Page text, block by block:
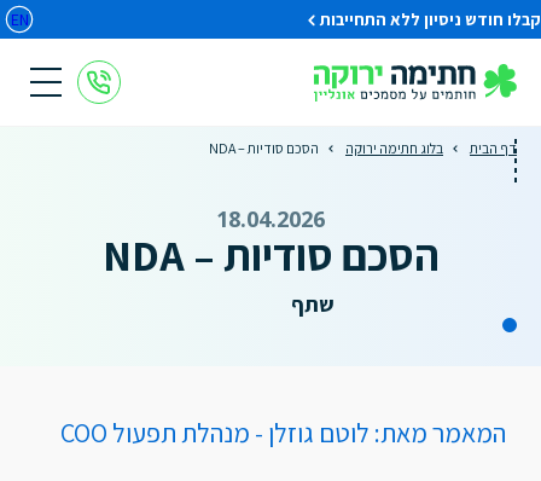
קבלו חודש ניסיון ללא התחייבות EN
דף הבית בלוג חתימה ירוקה הסכם סודיות – NDA
18.04.2026
הסכם סודיות – NDA
שתף
המאמר מאת: לוטם גוזלן - מנהלת תפעול COO